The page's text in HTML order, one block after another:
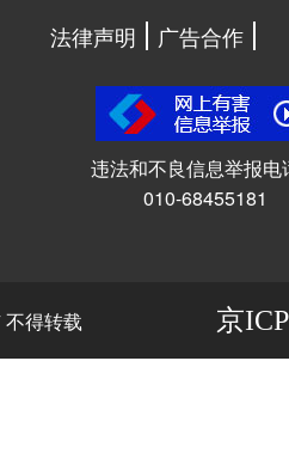
法律声明
广告合作
违法和不良信息举报电
010-68455181
得转载 京